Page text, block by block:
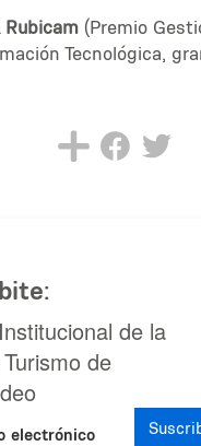
Rubicam (Premio
Tecnológica,
de la
de
electrónico